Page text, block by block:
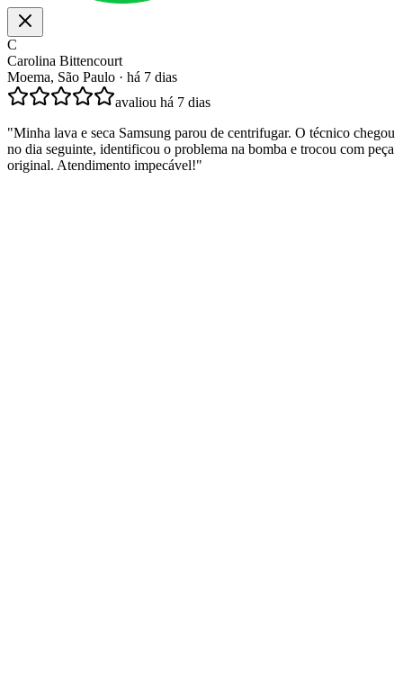
C
Carolina Bittencourt
Moema, São Paulo · há 7 dias
avaliou há 7 dias
"Minha lava e seca Samsung parou de centrifugar. O técnico chegou
no dia seguinte, identificou o problema na bomba e trocou com peça
original. Atendimento impecável!"